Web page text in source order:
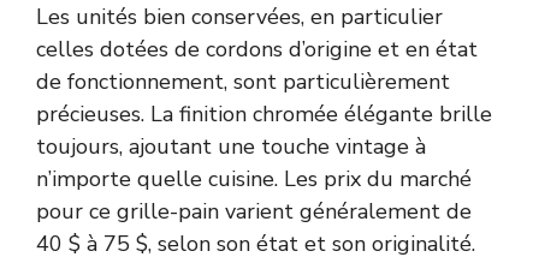
Les unités bien conservées, en particulier
celles dotées de cordons d’origine et en état
de fonctionnement, sont particulièrement
précieuses. La finition chromée élégante brille
toujours, ajoutant une touche vintage à
n’importe quelle cuisine. Les prix du marché
pour ce grille-pain varient généralement de
40 $ à 75 $, selon son état et son originalité.